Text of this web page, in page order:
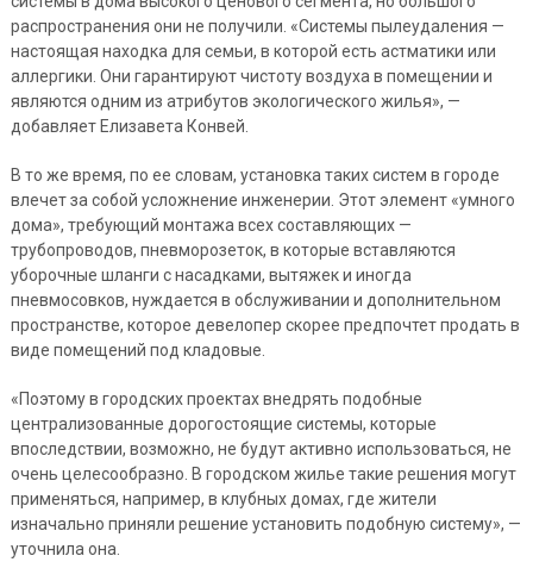
распространения они не получили. «Системы пылеудаления —
настоящая находка для семьи, в которой есть астматики или
аллергики. Они гарантируют чистоту воздуха в помещении и
являются одним из атрибутов экологического жилья», —
добавляет Елизавета Конвей.
В то же время, по ее словам, установка таких систем в городе
влечет за собой усложнение инженерии. Этот элемент «умного
дома», требующий монтажа всех составляющих —
трубопроводов, пневморозеток, в которые вставляются
уборочные шланги с насадками, вытяжек и иногда
пневмосовков, нуждается в обслуживании и дополнительном
пространстве, которое девелопер скорее предпочтет продать в
виде помещений под кладовые.
«Поэтому в городских проектах внедрять подобные
централизованные дорогостоящие системы, которые
впоследствии, возможно, не будут активно использоваться, не
очень целесообразно. В городском жилье такие решения могут
применяться, например, в клубных домах, где жители
изначально приняли решение установить подобную систему», —
уточнила она.